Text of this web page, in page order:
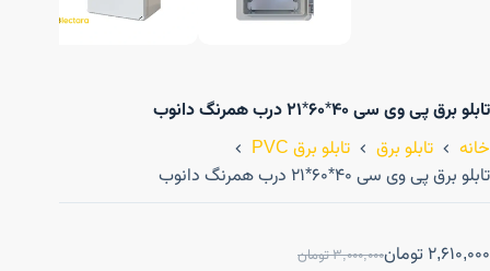
تابلو برق پی وی سی ۴۰*۶۰*۲۱ درب همرنگ دانوب
خانه
تابلو برق
تابلو برق PVC
تابلو برق پی وی سی ۴۰*۶۰*۲۱ درب همرنگ دانوب
3,000,000تومان 2,610,000 تومان